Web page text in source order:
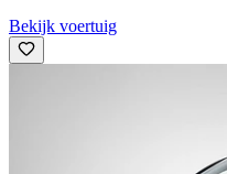
Bekijk voertuig